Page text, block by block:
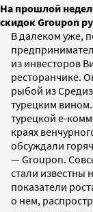
На прошлой
скидок Groupon
В далеком уже,
из инвесторов
ресторанчике.
рыбой из
турецким
турецкой е-
краях
обсуждали
— Groupon.
стали известны
показатели
о нем,